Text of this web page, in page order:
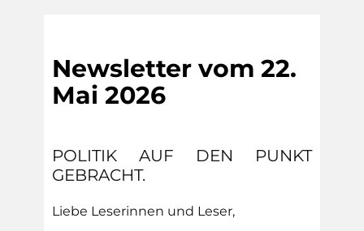
Newsletter vom 22.
Mai 2026
POLITIK AUF DEN PUNKT
GEBRACHT.
Liebe Leserinnen und Leser,